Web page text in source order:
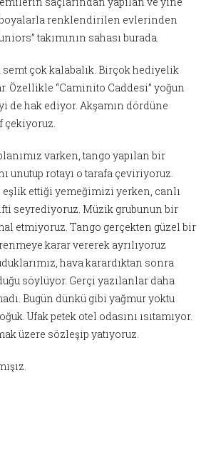
renklendirilen evlerinden
takımının sahası burada.
semt çok kalabalık. Birçok hediyelik
Özellikle “Caminito Caddesi” yoğun
de hak ediyor. Akşamın dördüne
çekiyoruz.
varken, tango yapılan bir
unutup rotayı o tarafa çeviriyoruz.
eşlik ettiği yemeğimizi yerken, canlı
seyrediyoruz. Müzik grubunun bir
etmiyoruz. Tango gerçekten güzel bir
karar vererek ayrılıyoruz
hava karardıktan sonra
söylüyor. Gerçi yazılanlar daha
Bugün dünkü gibi yağmur yoktu
Ufak petek otel odasını ısıtamıyor.
üzere sözleşip yatıyoruz.